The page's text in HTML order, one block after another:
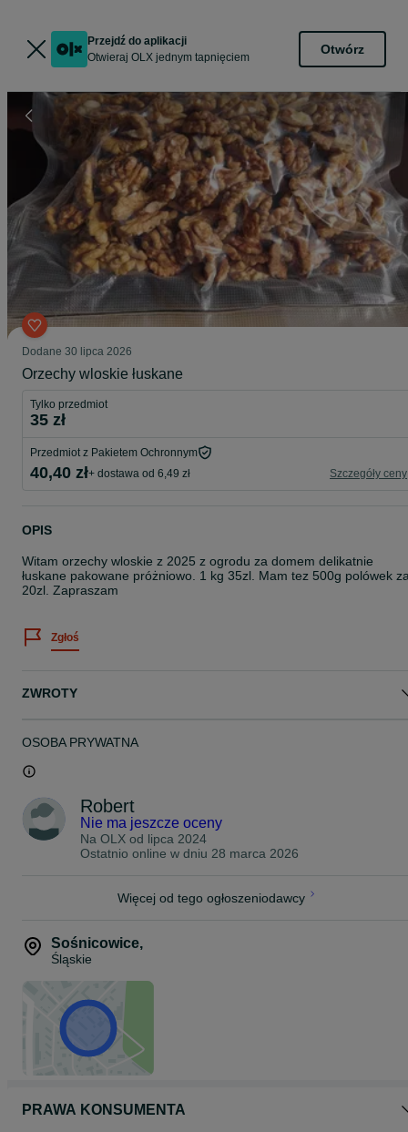
Przejdź do aplikacji
Otwieraj OLX jednym tapnięciem
Otwórz
Dodane 30 lipca 2026
Orzechy wloskie łuskane
Tylko przedmiot
35 zł
Przedmiot z Pakietem Ochronnym
40,40 zł+ dostawa od 6,49 zł Szczegóły ceny
OPIS
Witam orzechy wloskie z 2025 z ogrodu za domem delikatnie
łuskane pakowane próżniowo. 1 kg 35zl. Mam tez 500g polówek
20zl. Zapraszam
Zgłoś
ZWROTY
OSOBA PRYWATNA
Robert
Nie ma jeszcze oceny
Na OLX od lipca 2024
Ostatnio online w dniu 28 marca 2026
Więcej od tego ogłoszeniodawcy
Sośnicowice,
Śląskie
PRAWA KONSUMENTA